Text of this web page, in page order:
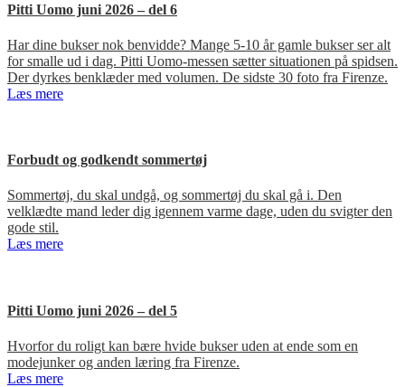
Pitti Uomo juni 2026 – del 6
Har dine bukser nok benvidde? Mange 5-10 år gamle bukser ser alt
for smalle ud i dag. Pitti Uomo-messen sætter situationen på spidsen.
Der dyrkes benklæder med volumen. De sidste 30 foto fra Firenze.
Læs mere
Forbudt og godkendt sommertøj
Sommertøj, du skal undgå, og sommertøj du skal gå i. Den
velklædte mand leder dig igennem varme dage, uden du svigter den
gode stil.
Læs mere
Pitti Uomo juni 2026 – del 5
Hvorfor du roligt kan bære hvide bukser uden at ende som en
modejunker og anden læring fra Firenze.
Læs mere